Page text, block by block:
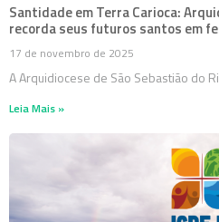
Santidade em Terra Carioca:
recorda seus futuros santos em
17 de novembro de 2025
A Arquidiocese de São Sebastião do
Leia Mais »